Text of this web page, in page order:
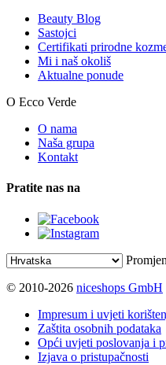
Beauty Blog
Sastojci
Certifikati prirodne
Mi i naš okoliš
Aktualne ponude
O Ecco Verde
O nama
Naša grupa
Kontakt
Pratite nas na
© 2010-2026 niceshops GmbH
Impresum i uvjeti
Zaštita osobnih podataka
Opći uvjeti poslovanja i
Izjava o pristupačnosti